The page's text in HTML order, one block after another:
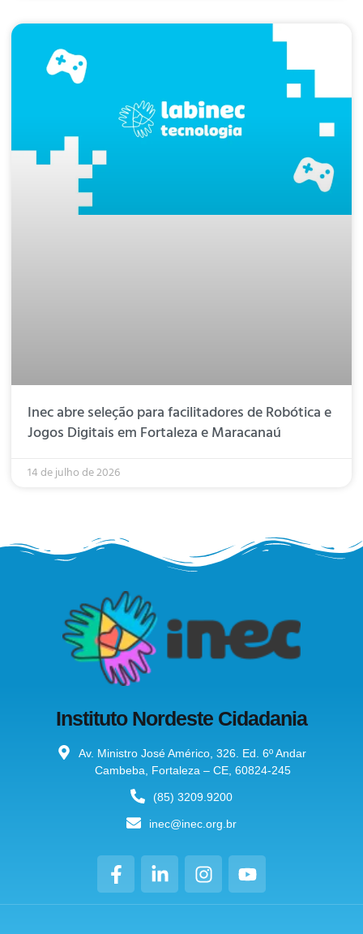
Inec abre seleção para facilitadores de Robótica e
Jogos Digitais em Fortaleza e Maracanaú
14 de julho de 2026
Instituto Nordeste Cidadania
Av. Ministro José Américo, 326. Ed. 6º Andar
Cambeba, Fortaleza – CE, 60824-245
(85) 3209.9200
inec@inec.org.br